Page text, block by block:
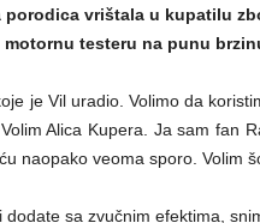
porodica vrištala u kupatilu
testeru na punu
je Vil uradio. Volimo da
Alica Kupera. Ja sam fan
naopako veoma sporo. Volim
sa zvučnim efektima,